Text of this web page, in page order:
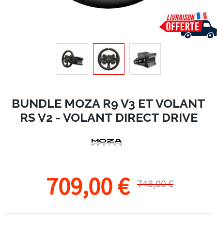
BUNDLE MOZA R9 V3 ET VOLANT
RS V2 - VOLANT DIRECT DRIVE
709,00 € 748,00 €